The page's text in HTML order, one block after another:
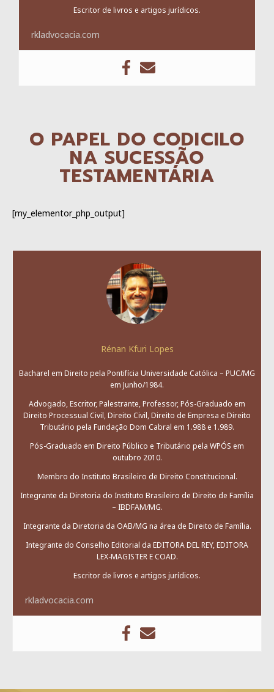
Escritor de livros e artigos jurídicos.
rkladvocacia.com
O PAPEL DO CODICILO
NA SUCESSÃO
TESTAMENTÁRIA
[my_elementor_php_output]
Rénan Kfuri Lopes
Bacharel em Direito pela Pontifícia Universidade Católica – PUC/MG
em Junho/1984.
Advogado, Escritor, Palestrante, Professor, Pós-Graduado em
Direito Processual Civil, Direito Civil, Direito de Empresa e Direito
Tributário pela Fundação Dom Cabral em 1.988 e 1.989.
Pós-Graduado em Direito Público e Tributário pela WPÓS em
outubro 2010.
Membro do Instituto Brasileiro de Direito Constitucional.
Integrante da Diretoria do Instituto Brasileiro de Direito de Família
– IBDFAM/MG.
Integrante da Diretoria da OAB/MG na área de Direito de Família.
Integrante do Conselho Editorial da EDITORA DEL REY, EDITORA
LEX-MAGISTER E COAD.
Escritor de livros e artigos jurídicos.
rkladvocacia.com